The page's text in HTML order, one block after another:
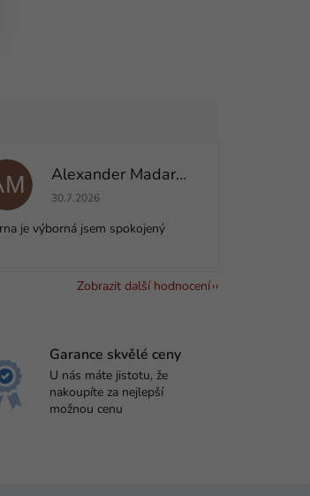
Alexander Madarás
Hodnocení obchodu je 5 z 5 hvězdiček.
30.7.2026
je výborná jsem spokojený
Zobrazit další hodnocení
Garance skvělé ceny
U nás máte jistotu, že
nakoupíte za nejlepší
možnou cenu